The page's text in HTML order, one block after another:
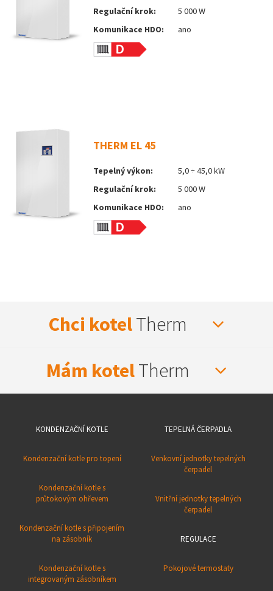
Regulační krok:
5 000 W
Komunikace HDO:
ano
THERM EL 45
Tepelný výkon:
5,0 ÷ 45,0 kW
Regulační krok:
5 000 W
Komunikace HDO:
ano
Chci kotelTherm
Mám kotelTherm
KONDENZAČNÍ KOTLE
Kondenzační kotle pro topení
Kondenzační kotle s
průtokovým ohřevem
Kondenzační kotle s připojením
na zásobník
Kondenzační kotle s
integrovaným zásobníkem
TEPELNÁ ČERPADLA
Venkovní jednotky tepelných
čerpadel
Vnitřní jednotky tepelných
čerpadel
REGULACE
Pokojové termostaty